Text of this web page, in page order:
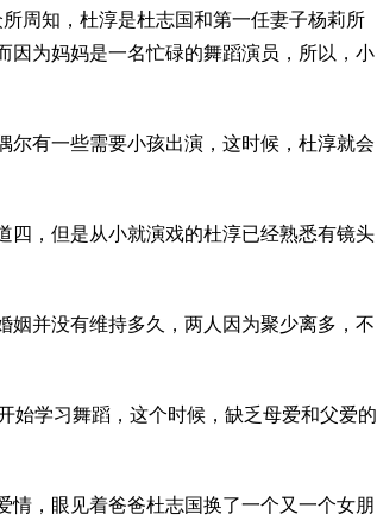
知，杜淳是杜志国和第一任妻子杨莉所
因为妈妈是一名忙碌的舞蹈演员，所以，小
有一些需要小孩出演，这时候，杜淳就会
，但是从小就演戏的杜淳已经熟悉有镜头
并没有维持多久，两人因为聚少离多，不
学习舞蹈，这个时候，缺乏母爱和父爱的
，眼见着爸爸杜志国换了一个又一个女朋